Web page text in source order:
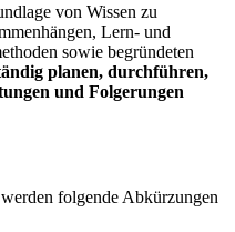
von Wissen zu
Lern- und
sowie begründeten
planen, durchführen,
und Folgerungen
folgende Abkürzungen